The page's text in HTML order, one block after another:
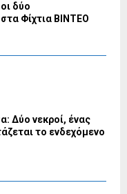
δύο
Φίχτια ΒΙΝΤΕΟ
Δύο νεκροί, ένας
το ενδεχόμενο